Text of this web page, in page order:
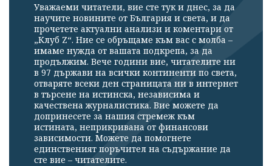
Уважаеми читатели, вие сте тук и днес, за да
научите новините от България и света, и да
прочетете актуални анализи и коментари от
„Клуб Z“. Ние се обръщаме към вас с молба –
имаме нужда от вашата подкрепа, за да
продължим. Вече години вие, читателите ни
в 97 държави на всички континенти по света,
отваряте всеки ден страницата ни в интернет
в търсене на истинска, независима и
качествена журналистика. Вие можете да
допринесете за нашия стремеж към
истината, неприкривана от финансови
зависимости. Можете да помогнете
единственият поръчител на съдържание да
сте вие – читателите.